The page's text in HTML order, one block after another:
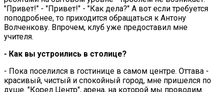
"Привет!" - "Привет!" - "Как дела?" А вот если требуется
поподробнее, то приходится обращаться к Антону
Волченкову. Впрочем, клуб уже предоставил мне
учителя.
- Как вы устроились в столице?
- Пока поселился в гостинице в самом центре. Оттава -
красивый, чистый и спокойный город, мне пришелся по
душе. "Корел Центр", арена, на которой мы проводим